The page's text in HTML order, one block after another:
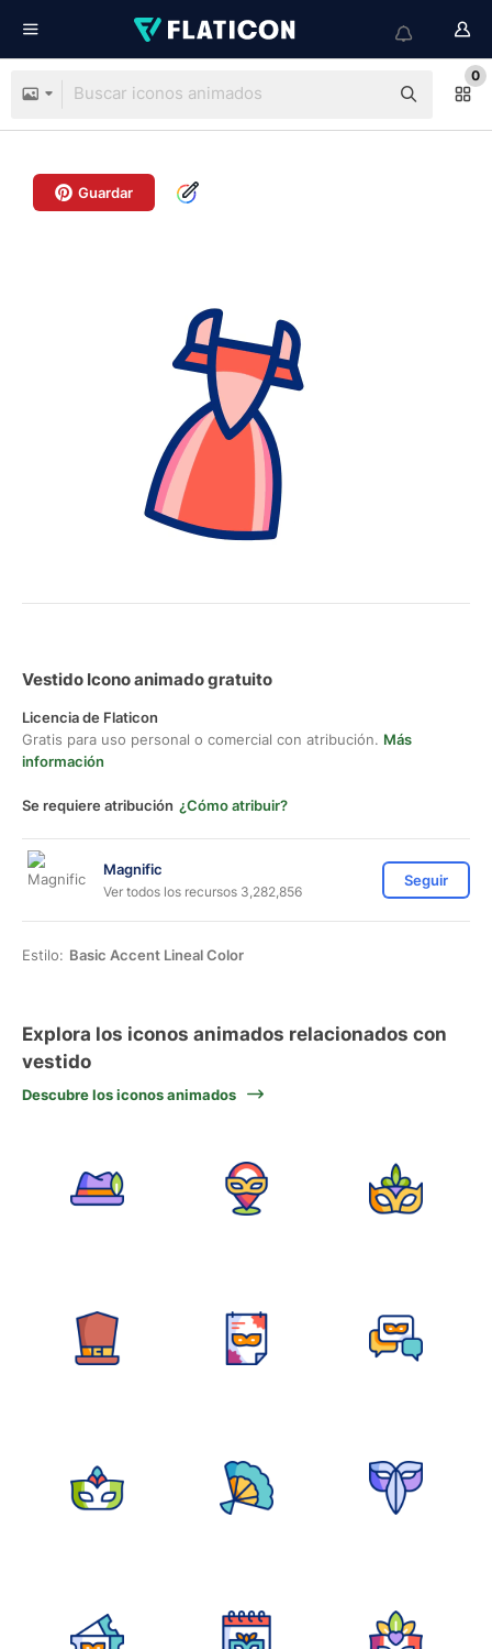
0
Guardar
Vestido Icono animado gratuito
Licencia de Flaticon
Gratis para uso personal o comercial con atribución. Más
información
Se requiere atribución ¿Cómo atribuir?
Magnific
Ver todos los recursos 3,282,856
Seguir
Estilo: Basic Accent Lineal Color
Explora los iconos animados relacionados con
vestido
Descubre los iconos animados